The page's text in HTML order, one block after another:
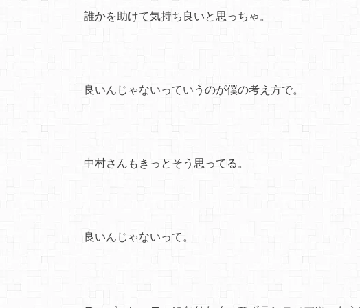
誰かを助けて気持ち良いと思っちゃ。
良いんじゃないっていうのが僕の考え方で。
中村さんもきっとそう思ってる。
良いんじゃないって。